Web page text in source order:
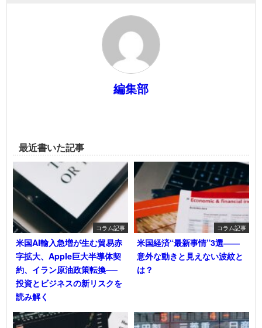
編集部
最近書いた記事
コラム記事
米国AI輸入急増が生む貿易赤
字拡大、Apple巨大半導体契
約、イラン原油政策転換──
投資とビジネスの新リスクを
読み解く
コラム記事
米国経済“最新事情”3選――
意外な動きと見えない波紋と
は？